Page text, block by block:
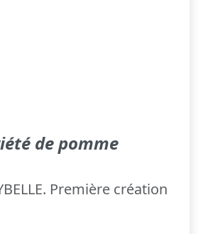
de pomme
Première création